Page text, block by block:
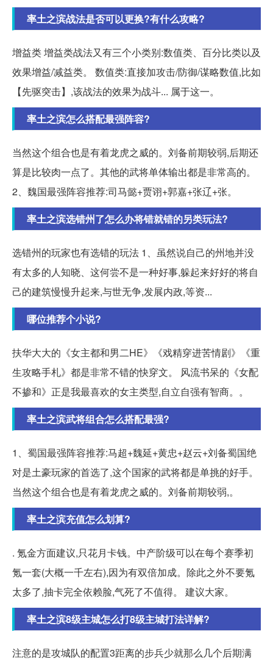
率土之滨战法是否可以更换?有什么攻略?
增益类 增益类战法又有三个小类别:数值类、百分比类以及
效果增益/减益类。 数值类:直接加攻击/防御/谋略数值,比如
【先驱突击】,该战法的效果为战斗... 属于这一。
率土之滨怎么搭配最强阵容?
当然这个组合也是有着龙虎之威的。刘备前期较弱,后期还
算是比较肉一点了。其他的武将单体输出都是非常高的。
2、魏国最强阵容推荐:司马懿+贾诩+郭嘉+张辽+张。
率土之滨选错州了怎么办将错就错的另类玩法?
选错州的玩家也有选错的玩法 1、虽然说自己的州地并没
有太多的人知晓、这何尝不是一种好事,躲起来好好的将自
己的建筑慢慢升起来,与世无争,发展内政,等资...
哪位推荐个小说?
扶华大大的《女主都和男二HE》《戏精穿进苦情剧》《重
生攻略手札》都是非常不错的快穿文。 风流书呆的《女配
不掺和》正是我最喜欢的女主类型,自立自强有智商。。
率土之滨武将组合怎么搭配最强?
1、蜀国最强阵容推荐:马超+魏延+黄忠+赵云+刘备蜀国绝
对是土豪玩家的首选了,这个国家的武将都是单挑的好手。
当然这个组合也是有着龙虎之威的。刘备前期较弱,。
率土之滨充值怎么划算?
. 氪金方面建议,只花月卡钱。中产阶级可以在每个赛季初
氪一套(大概一千左右),因为有双倍加成。除此之外不要氪
太多了,抽卡完全依赖脸,气死了不值得。 建议大家。
率土之滨8级主城怎么打8级主城打法详解?
注意的是攻城队的配置3距离的步兵少就那么几个后期满